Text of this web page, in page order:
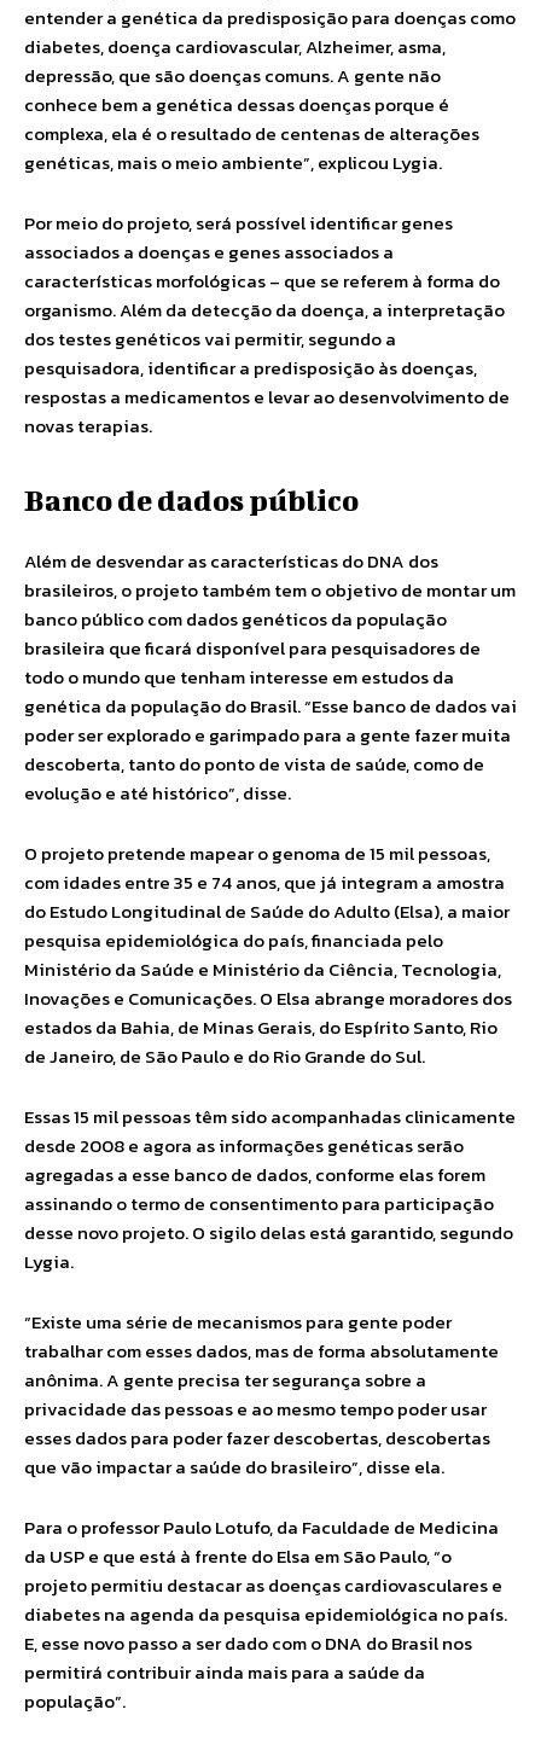
entender a genética da predisposição para doenças como
diabetes, doença cardiovascular, Alzheimer, asma,
depressão, que são doenças comuns. A gente não
conhece bem a genética dessas doenças porque é
complexa, ela é o resultado de centenas de alterações
genéticas, mais o meio ambiente”, explicou Lygia.
Por meio do projeto, será possível identificar genes
associados a doenças e genes associados a
características morfológicas – que se referem à forma do
organismo. Além da detecção da doença, a interpretação
dos testes genéticos vai permitir, segundo a
pesquisadora, identificar a predisposição às doenças,
respostas a medicamentos e levar ao desenvolvimento de
novas terapias.
Banco de dados público
Além de desvendar as características do DNA dos
brasileiros, o projeto também tem o objetivo de montar um
banco público com dados genéticos da população
brasileira que ficará disponível para pesquisadores de
todo o mundo que tenham interesse em estudos da
genética da população do Brasil. “Esse banco de dados vai
poder ser explorado e garimpado para a gente fazer muita
descoberta, tanto do ponto de vista de saúde, como de
evolução e até histórico”, disse.
O projeto pretende mapear o genoma de 15 mil pessoas,
com idades entre 35 e 74 anos, que já integram a amostra
do Estudo Longitudinal de Saúde do Adulto (Elsa), a maior
pesquisa epidemiológica do país, financiada pelo
Ministério da Saúde e Ministério da Ciência, Tecnologia,
Inovações e Comunicações. O Elsa abrange moradores dos
estados da Bahia, de Minas Gerais, do Espírito Santo, Rio
de Janeiro, de São Paulo e do Rio Grande do Sul.
Essas 15 mil pessoas têm sido acompanhadas clinicamente
desde 2008 e agora as informações genéticas serão
agregadas a esse banco de dados, conforme elas forem
assinando o termo de consentimento para participação
desse novo projeto. O sigilo delas está garantido, segundo
Lygia.
“Existe uma série de mecanismos para gente poder
trabalhar com esses dados, mas de forma absolutamente
anônima. A gente precisa ter segurança sobre a
privacidade das pessoas e ao mesmo tempo poder usar
esses dados para poder fazer descobertas, descobertas
que vão impactar a saúde do brasileiro”, disse ela.
Para o professor Paulo Lotufo, da Faculdade de Medicina
da USP e que está à frente do Elsa em São Paulo, “o
projeto permitiu destacar as doenças cardiovasculares e
diabetes na agenda da pesquisa epidemiológica no país.
E, esse novo passo a ser dado com o DNA do Brasil nos
permitirá contribuir ainda mais para a saúde da
população”.